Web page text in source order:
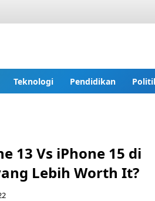
Teknologi Pendidikan
13 Vs iPhone 15 di
Lebih Worth It?